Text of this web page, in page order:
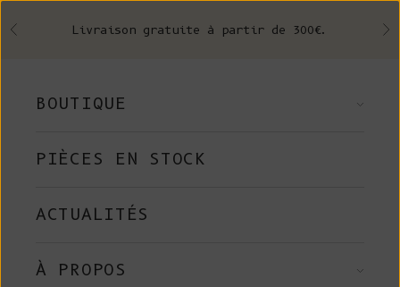
Précédent Livraison gratuite à partir de 300€.
BOUTIQUE
PIÈCES EN STOCK
ACTUALITÉS
À PROPOS